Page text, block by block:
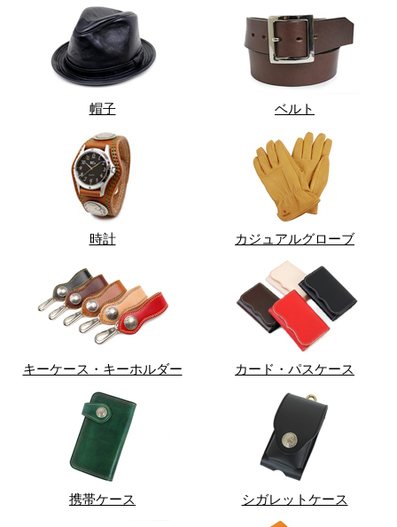
帽子 ベルト
時計 カジュアルグローブ
キーケース・キーホルダー カード・パスケース
携帯ケース シガレットケース